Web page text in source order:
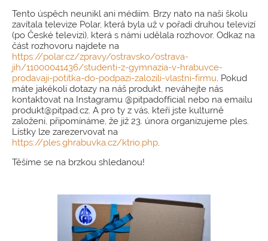
Tento úspěch neunikl ani médiím. Brzy nato na naši školu
zavítala televize Polar, která byla už v pořadí druhou televizí
(po České televizi), která s námi udělala rozhovor. Odkaz na
část rozhovoru najdete na
https://polar.cz/zpravy/ostravsko/ostrava-
jih/11000041436/studenti-z-gymnazia-v-hrabuvce-
prodavaji-potitka-do-podpazi-zalozili-vlastni-firmu. Pokud
máte jakékoli dotazy na náš produkt, neváhejte nás
kontaktovat na Instagramu @pitpadofficial nebo na emailu
produkt@pitpad.cz. A pro ty z vás, kteří jste kulturně
založeni, připomínáme, že již 23. února organizujeme ples.
Lístky lze zarezervovat na
https://ples.ghrabuvka.cz/ktrio.php.
Těšíme se na brzkou shledanou!